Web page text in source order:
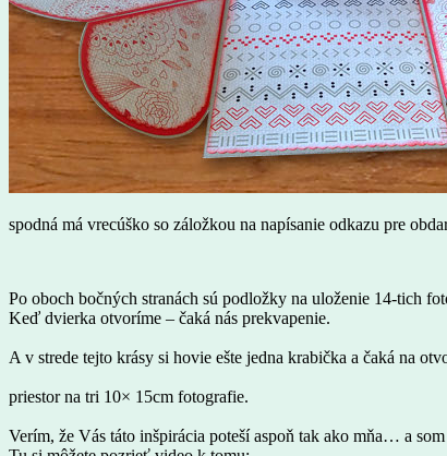
spodná má vrecúško so záložkou na napísanie odkazu pre
Po oboch bočných stranách sú podložky na uloženie 14-tich
Keď dvierka otvoríme – čaká nás prekvapenie.
A v strede tejto krásy si hovie ešte jedna krabička a čaká na
priestor na tri 10× 15cm fotografie.
Verím, že Vás táto inšpirácia poteší aspoň tak ako mňa… a